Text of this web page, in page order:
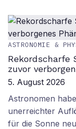
ASTRONOMIE &
Rekordscharfe
zuvor
5. August 2026
Astronomen
unerreichter
für die Sonne